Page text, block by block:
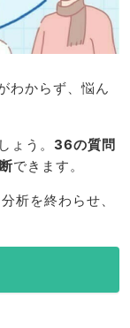
わからず、悩ん
う。 36の質問
できます。
析を終わらせ、